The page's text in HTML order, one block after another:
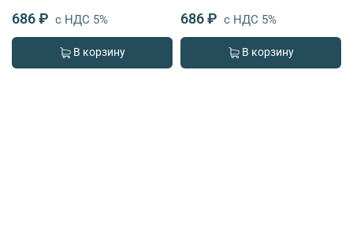
686 ₽ с НДС 5%
В корзину
686 ₽ с НДС 5%
В корзину